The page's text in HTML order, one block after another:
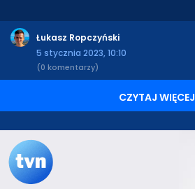
Łukasz Ropczyński
5 stycznia 2023, 10:10
(0 komentarzy)
CZYTAJ WIĘCEJ